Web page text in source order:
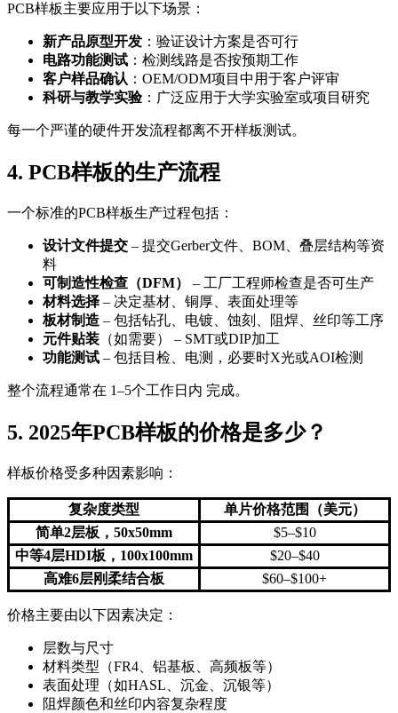
PCB样板主要应用于以下场景：
新产品原型开发 ：验证设计方案是否可行
电路功能测试 ：检测线路是否按预期工作
客户样品确认 ：OEM/ODM项目中用于客户评审
科研与教学实验：广泛应用于大学实验室或项目研究
每一个严谨的硬件开发流程都离不开样板测试。
4. PCB样板的生产流程
一个标准的PCB样板生产过程包括：
设计文件提交 – 提交Gerber文件、BOM、叠层结构等资
料
可制造性检查（DFM）
– 工厂工程师检查是否可生产
材料选择 – 决定基材、铜厚、表面处理等
板材制造 – 包括钻孔、电镀、蚀刻、阻焊、丝印等工序
元件贴装 （如需要） – SMT或DIP加工
功能测试 – 包括目检、电测，必要时X光或AOI检测
整个流程通常在 1–5个工作日内 完成。
5. 2025年PCB样板的价格是多少？
样板价格受多种因素影响：
复杂度类型
单片价格范围（美元）
简单2层板，50x50mm
$5–$10
中等4层HDI板，100x100mm
$20–$40
高难6层刚柔结合板
$60–$100+
价格主要由以下因素决定：
层数与尺寸
材料类型（FR4、铝基板、高频板等）
表面处理（如HASL、沉金、沉银等）
阻焊颜色和丝印内容复杂程度